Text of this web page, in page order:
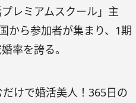
レミアムスクール」主
から参加者が集まり、1期
率を誇る。
けで婚活美人！365日の